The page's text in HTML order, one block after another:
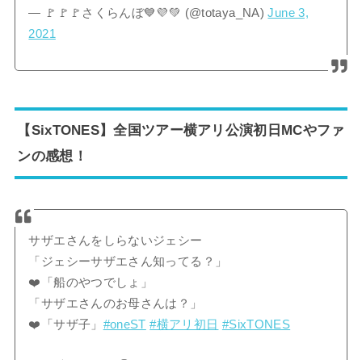
— 🚩🚩🚩さくらんぼ💙💜💚 (@totaya_NA)June 3,
2021
【SixTONES】全国ツアー横アリ公演初日MCやファ
ンの感想！
サザエさんをしらないジェシー
「ジェシーサザエさん知ってる？」
❤️「船のやつでしょ」
「サザエさんのお母さんは？」
❤️「サザ子」 #oneST #横アリ初日 #SixTONES